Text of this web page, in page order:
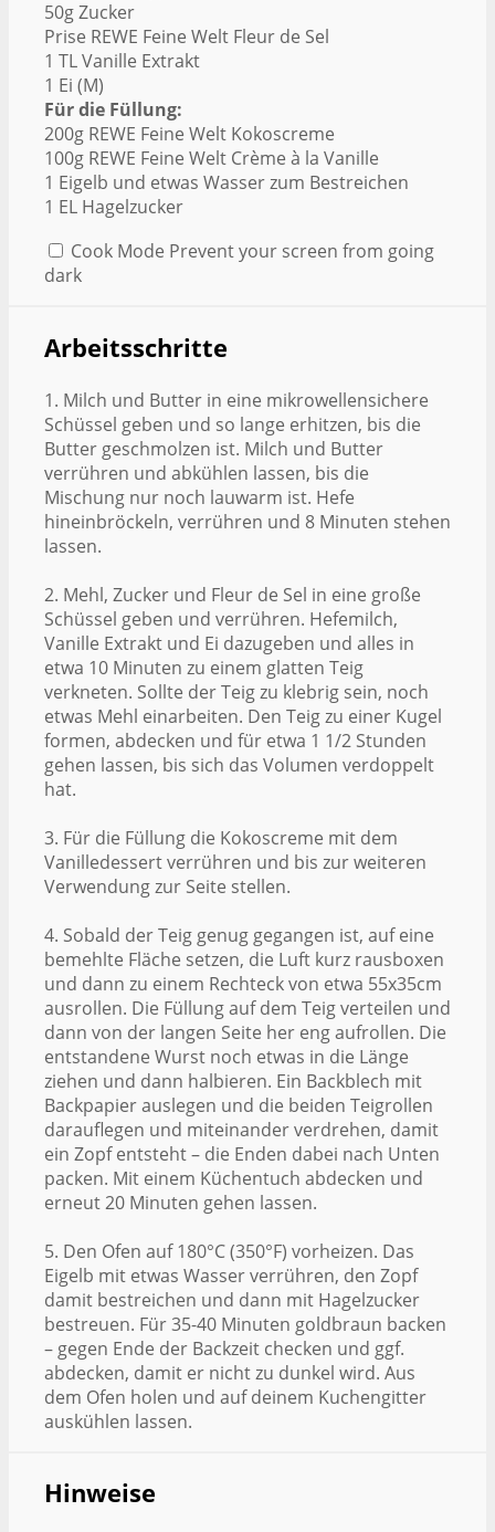
50g Zucker
Prise REWE Feine Welt Fleur de Sel
1 TL Vanille Extrakt
1 Ei (M)
Für die Füllung:
200g REWE Feine Welt Kokoscreme
100g REWE Feine Welt Crème à la Vanille
1 Eigelb und etwas Wasser zum Bestreichen
1 EL Hagelzucker
Cook Mode Prevent your screen from going
dark
Arbeitsschritte
1. Milch und Butter in eine mikrowellensichere
Schüssel geben und so lange erhitzen, bis die
Butter geschmolzen ist. Milch und Butter
verrühren und abkühlen lassen, bis die
Mischung nur noch lauwarm ist. Hefe
hineinbröckeln, verrühren und 8 Minuten stehen
lassen.
2. Mehl, Zucker und Fleur de Sel in eine große
Schüssel geben und verrühren. Hefemilch,
Vanille Extrakt und Ei dazugeben und alles in
etwa 10 Minuten zu einem glatten Teig
verkneten. Sollte der Teig zu klebrig sein, noch
etwas Mehl einarbeiten. Den Teig zu einer Kugel
formen, abdecken und für etwa 1 1/2 Stunden
gehen lassen, bis sich das Volumen verdoppelt
hat.
3. Für die Füllung die Kokoscreme mit dem
Vanilledessert verrühren und bis zur weiteren
Verwendung zur Seite stellen.
4. Sobald der Teig genug gegangen ist, auf eine
bemehlte Fläche setzen, die Luft kurz rausboxen
und dann zu einem Rechteck von etwa 55x35cm
ausrollen. Die Füllung auf dem Teig verteilen und
dann von der langen Seite her eng aufrollen. Die
entstandene Wurst noch etwas in die Länge
ziehen und dann halbieren. Ein Backblech mit
Backpapier auslegen und die beiden Teigrollen
darauflegen und miteinander verdrehen, damit
ein Zopf entsteht – die Enden dabei nach Unten
packen. Mit einem Küchentuch abdecken und
erneut 20 Minuten gehen lassen.
5. Den Ofen auf 180°C (350°F) vorheizen. Das
Eigelb mit etwas Wasser verrühren, den Zopf
damit bestreichen und dann mit Hagelzucker
bestreuen. Für 35-40 Minuten goldbraun backen
– gegen Ende der Backzeit checken und ggf.
abdecken, damit er nicht zu dunkel wird. Aus
dem Ofen holen und auf deinem Kuchengitter
auskühlen lassen.
Hinweise